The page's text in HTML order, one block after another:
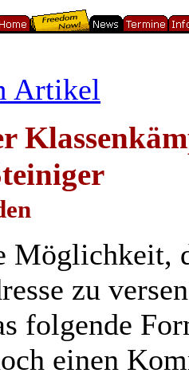
Artikel
Möglichkeit,
zu
folgende
einen